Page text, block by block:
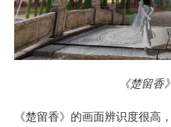
《楚留香
《楚留香》的画面辨识度很高